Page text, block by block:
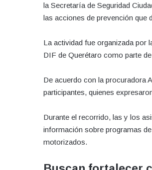
la Secretaría de Seguridad
las acciones de prevención que
La actividad fue organizada por
DIF de Querétaro como parte
De acuerdo con la procuradora
participantes, quienes
Durante el recorrido, las y los
información sobre programas
motorizados.